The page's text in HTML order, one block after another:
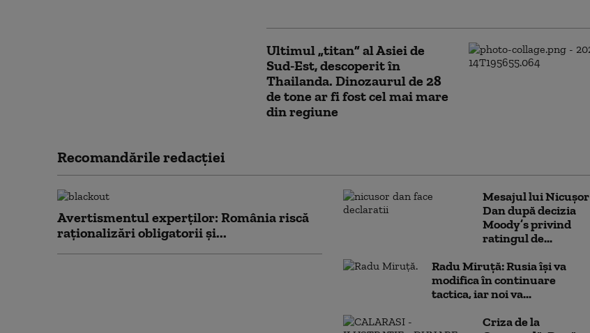
Ultimul „titan” al Asiei de
Sud-Est, descoperit în
Thailanda. Dinozaurul de 28
de tone ar fi fost cel mai mare
din regiune
Recomandările redacţiei
Avertismentul experților: România riscă
raționalizări obligatorii și...
Mesajul lui Nicușor
Dan după decizia
Moody’s privind
ratingul de...
Radu Miruță: Rusia își va
modifica în continuare
tactica, iar noi va...
Criza de la